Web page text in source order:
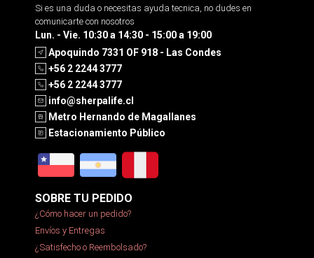
Si es una duda o necesitas ayuda tecnica, no dudes en
comunicarte con nosotros
Lun. - Vie. 10:30 a 14:30 - 15:00 a 19:00
Apoquindo 7331 OF 918 - Las Condes
+56 2 2244 3777
+56 2 2244 3777
info@sherpalife.cl
Metro Hernando de Magallanes
Estacionamiento Público
SOBRE TU PEDIDO
¿Cómo hacer un pedido?
Envíos y Entregas
¿Satisfecho o Reembolsado?